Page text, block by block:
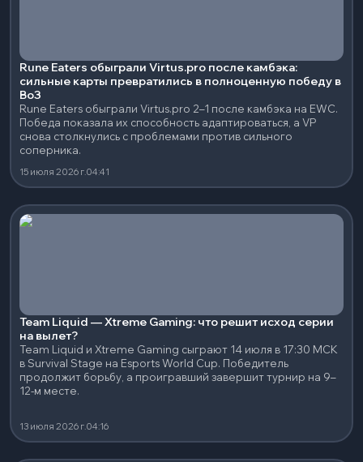
Rune Eaters обыграли Virtus.pro после камбэка:
сильные карты превратились в полноценную победу в
Bo3
Rune Eaters обыграли Virtus.pro 2–1 после камбэка на EWC.
Победа показала их способность адаптироваться, а VP
снова столкнулись с проблемами против сильного
соперника.
15 июля 2026 г.04:41
Team Liquid — Xtreme Gaming: что решит исход серии
на вылет?
Team Liquid и Xtreme Gaming сыграют 14 июля в 17:30 МСК
в Survival Stage на Esports World Cup. Победитель
продолжит борьбу, а проигравший завершит турнир на 9–
12-м месте.
13 июля 2026 г.04:16